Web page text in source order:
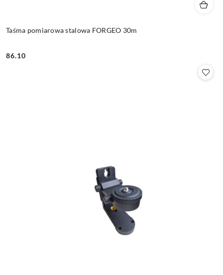
Taśma pomiarowa stalowa FORGEO 30m
Cena:
86.10